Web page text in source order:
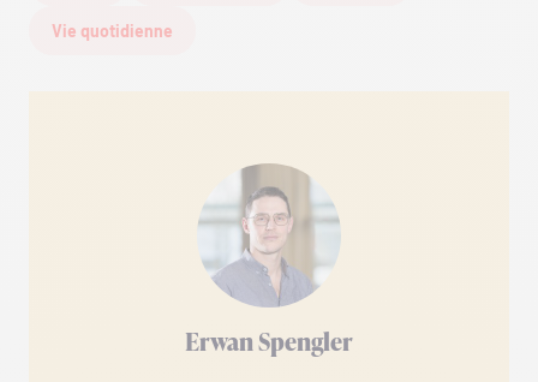
Vie quotidienne
Erwan Spengler